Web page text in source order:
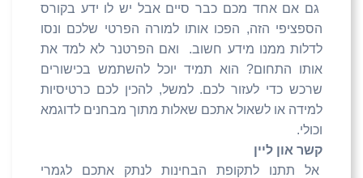
גם אם אחד מכם כבר סיים אבל יש לו ידע בקורס
הספציפי הזה, הפכו אותו למורה הפרטי שלכם ונסו
לדלות ממנו מידע חשוב. ואם הפרטנר לא למד את
אותו התחום? הוא תמיד יוכל להשתמש בכישורים
שרכש כדי לעזור לכם. למשל, להכין לכם כרטיסיות
למידה או לשאול אתכם שאלות מתוך מבחנים לדוגמא
וכולי.
קשר און ליין
אל תתנו לתקופת הבחינות לנתק אתכם לגמרי